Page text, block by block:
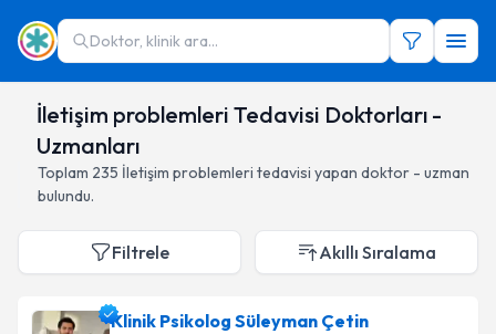
Doktor, klinik ara...
İletişim problemleri Tedavisi Doktorları -
Uzmanları
Toplam 235 İletişim problemleri tedavisi yapan doktor - uzman
bulundu.
Filtrele Akıllı Sıralama
Klinik Psikolog Süleyman Çetin